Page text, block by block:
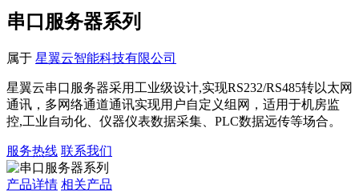
串⼝服务器系列
属于 星翼云智能科技有限公司
星翼云串口服务器采用工业级设计,实现RS232/RS485转以太网
通讯，多网络通道通讯实现用户自定义组网，适用于机房监
控,工业自动化、仪器仪表数据采集、PLC数据远传等场合。
服务热线 联系我们
产品详情 相关产品